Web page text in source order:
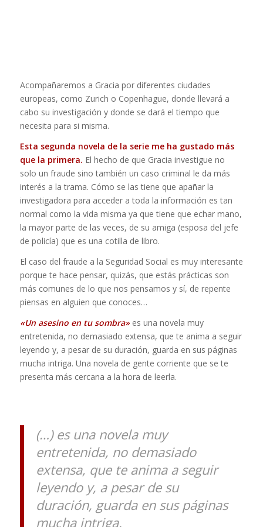
Acompañaremos a Gracia por diferentes ciudades
europeas, como Zurich o Copenhague, donde llevará a
cabo su investigación y donde se dará el tiempo que
necesita para si misma.
Esta segunda novela de la serie me ha gustado más
que la primera. El hecho de que Gracia investigue no
solo un fraude sino también un caso criminal le da más
interés a la trama. Cómo se las tiene que apañar la
investigadora para acceder a toda la información es tan
normal como la vida misma ya que tiene que echar mano,
la mayor parte de las veces, de su amiga (esposa del jefe
de policía) que es una cotilla de libro.
El caso del fraude a la Seguridad Social es muy interesante
porque te hace pensar, quizás, que estás prácticas son
más comunes de lo que nos pensamos y sí, de repente
piensas en alguien que conoces…
«Un asesino en tu sombra»es una novela muy
entretenida, no demasiado extensa, que te anima a seguir
leyendo y, a pesar de su duración, guarda en sus páginas
mucha intriga. Una novela de gente corriente que se te
presenta más cercana a la hora de leerla.
(…) es una novela muy
entretenida, no demasiado
extensa, que te anima a seguir
leyendo y, a pesar de su
duración, guarda en sus páginas
mucha intriga.